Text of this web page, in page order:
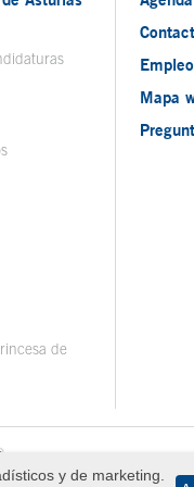
de
Empleo
Mapa
y de marketing.